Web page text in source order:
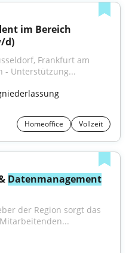
d)
Frankfurt am
- Unterstützung...
Homeoffice Vollzeit
Datenmanagement
der Region sorgt das